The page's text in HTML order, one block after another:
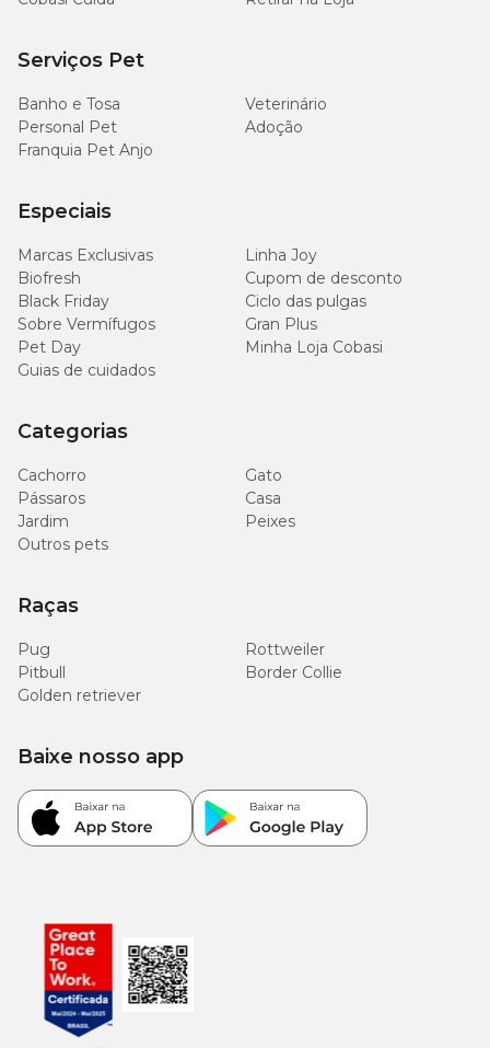
Serviços Pet
Banho e Tosa
Veterinário
Personal Pet
Adoção
Franquia Pet Anjo
Especiais
Marcas Exclusivas
Linha Joy
Biofresh
Cupom de desconto
Black Friday
Ciclo das pulgas
Sobre Vermífugos
Gran Plus
Pet Day
Minha Loja Cobasi
Guias de cuidados
Categorias
Cachorro
Gato
Pássaros
Casa
Jardim
Peixes
Outros pets
Raças
Pug
Rottweiler
Pitbull
Border Collie
Golden retriever
Baixe nosso app